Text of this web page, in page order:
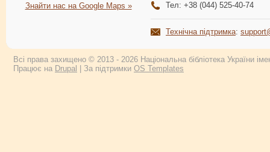
Знайти нас на Google Maps » Тел: +38 (044) 525-40-74
Технічна підтримка:
Всі права захищено © 2013 - 2026 Національна бібліотека України
Працює на Drupal | За підтримки OS Templates